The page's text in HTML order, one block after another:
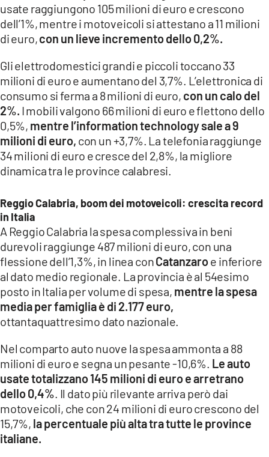
usate raggiungono 105 milioni di euro e crescono
dell’1%, mentre i motoveicoli si attestano a 11 milioni
di euro,con un lieve incremento dello 0,2%.
Gli elettrodomestici grandi e piccoli toccano 33
milioni di euro e aumentano del 3,7%. L’elettronica di
consumo si ferma a 8 milioni di euro, con un calo del
2%. I mobili valgono 66 milioni di euro e flettono dello
0,5%, mentre l’information technology sale a 9
milioni di euro, con un +3,7%. La telefonia raggiunge
34 milioni di euro e cresce del 2,8%, la migliore
dinamica tra le province calabresi.
Reggio Calabria, boom dei motoveicoli: crescita record
in Italia
A Reggio Calabria la spesa complessiva in beni
durevoli raggiunge 487 milioni di euro, con una
flessione dell’1,3%, in linea conCatanzaroe inferiore
al dato medio regionale. La provincia è al 54esimo
posto in Italia per volume di spesa, mentre la spesa
media per famiglia è di 2.177 euro,
ottantaquattresimo dato nazionale.
Nel comparto auto nuove la spesa ammonta a 88
milioni di euro e segna un pesante -10,6%. Le auto
usate totalizzano 145 milioni di euro e arretrano
dello 0,4%. Il dato più rilevante arriva però dai
motoveicoli, che con 24 milioni di euro crescono del
15,7%, la percentuale più alta tra tutte le province
italiane.